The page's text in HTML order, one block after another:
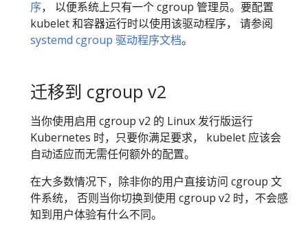
序， 以便系统上只有一个 cgroup 管理员。要配置
kubelet 和容器运行时以使用该驱动程序， 请参阅
systemd cgroup 驱动程序文档。
迁移到 cgroup v2
当你使用启用 cgroup v2 的 Linux 发行版运行
Kubernetes 时，只要你满足要求， kubelet 应该会
自动适应而无需任何额外的配置。
在大多数情况下，除非你的用户直接访问 cgroup 文
件系统， 否则当你切换到使用 cgroup v2 时，不会感
知到用户体验有什么不同。